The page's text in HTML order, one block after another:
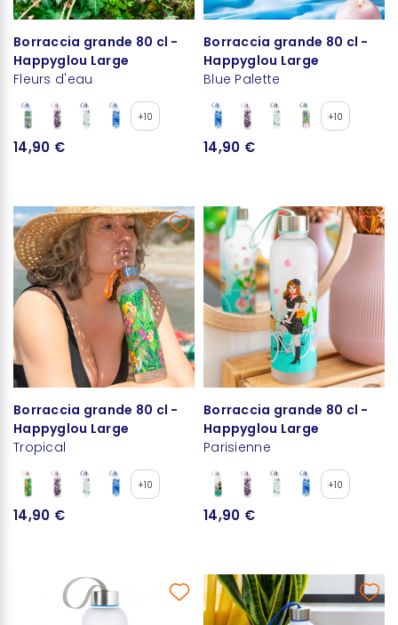
Borraccia grande 80 cl -
Happyglou Large
Fleurs d'eau
+10
14,90 €
Borraccia grande 80 cl -
Happyglou Large
Blue Palette
+10
14,90 €
Borraccia grande 80 cl -
Happyglou Large
Tropical
+10
14,90 €
Borraccia grande 80 cl -
Happyglou Large
Parisienne
+10
14,90 €